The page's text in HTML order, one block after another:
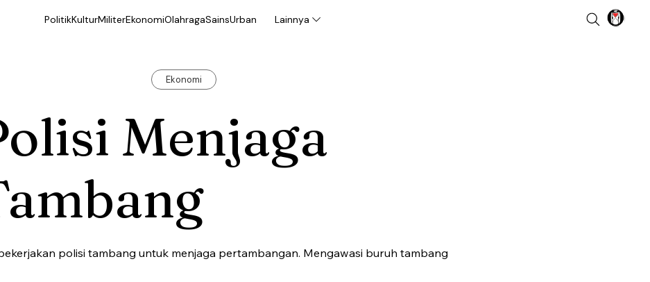
PolitikKulturMiliterEkonomiOlahragaSainsUrban Lainnya
Ekonomi
Menjaga
polisi tambang untuk menjaga pertambangan. Mengawasi buruh tambang